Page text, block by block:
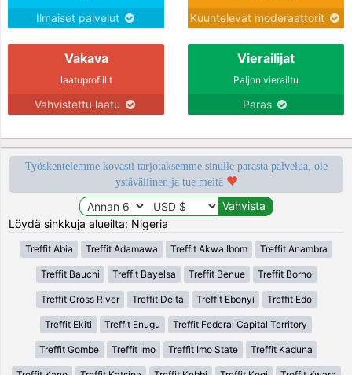
Ilmaiset palvelut Kuuntelevat moderaattorit
Vakava
laatuprofiilit
Vahvistettu laatu
Vierailijat
Paljon vierailtu
Paras
Työskentelemme kovasti tarjotaksemme sinulle parasta palvelua, ole
ystävällinen ja tue meitä
Löydä sinkkuja alueilta: Nigeria
Treffit Abia Treffit Adamawa Treffit Akwa Ibom Treffit Anambra
Treffit Bauchi Treffit Bayelsa Treffit Benue Treffit Borno
Treffit Cross River Treffit Delta Treffit Ebonyi Treffit Edo
Treffit Ekiti Treffit Enugu Treffit Federal Capital Territory
Treffit Gombe Treffit Imo Treffit Imo State Treffit Kaduna